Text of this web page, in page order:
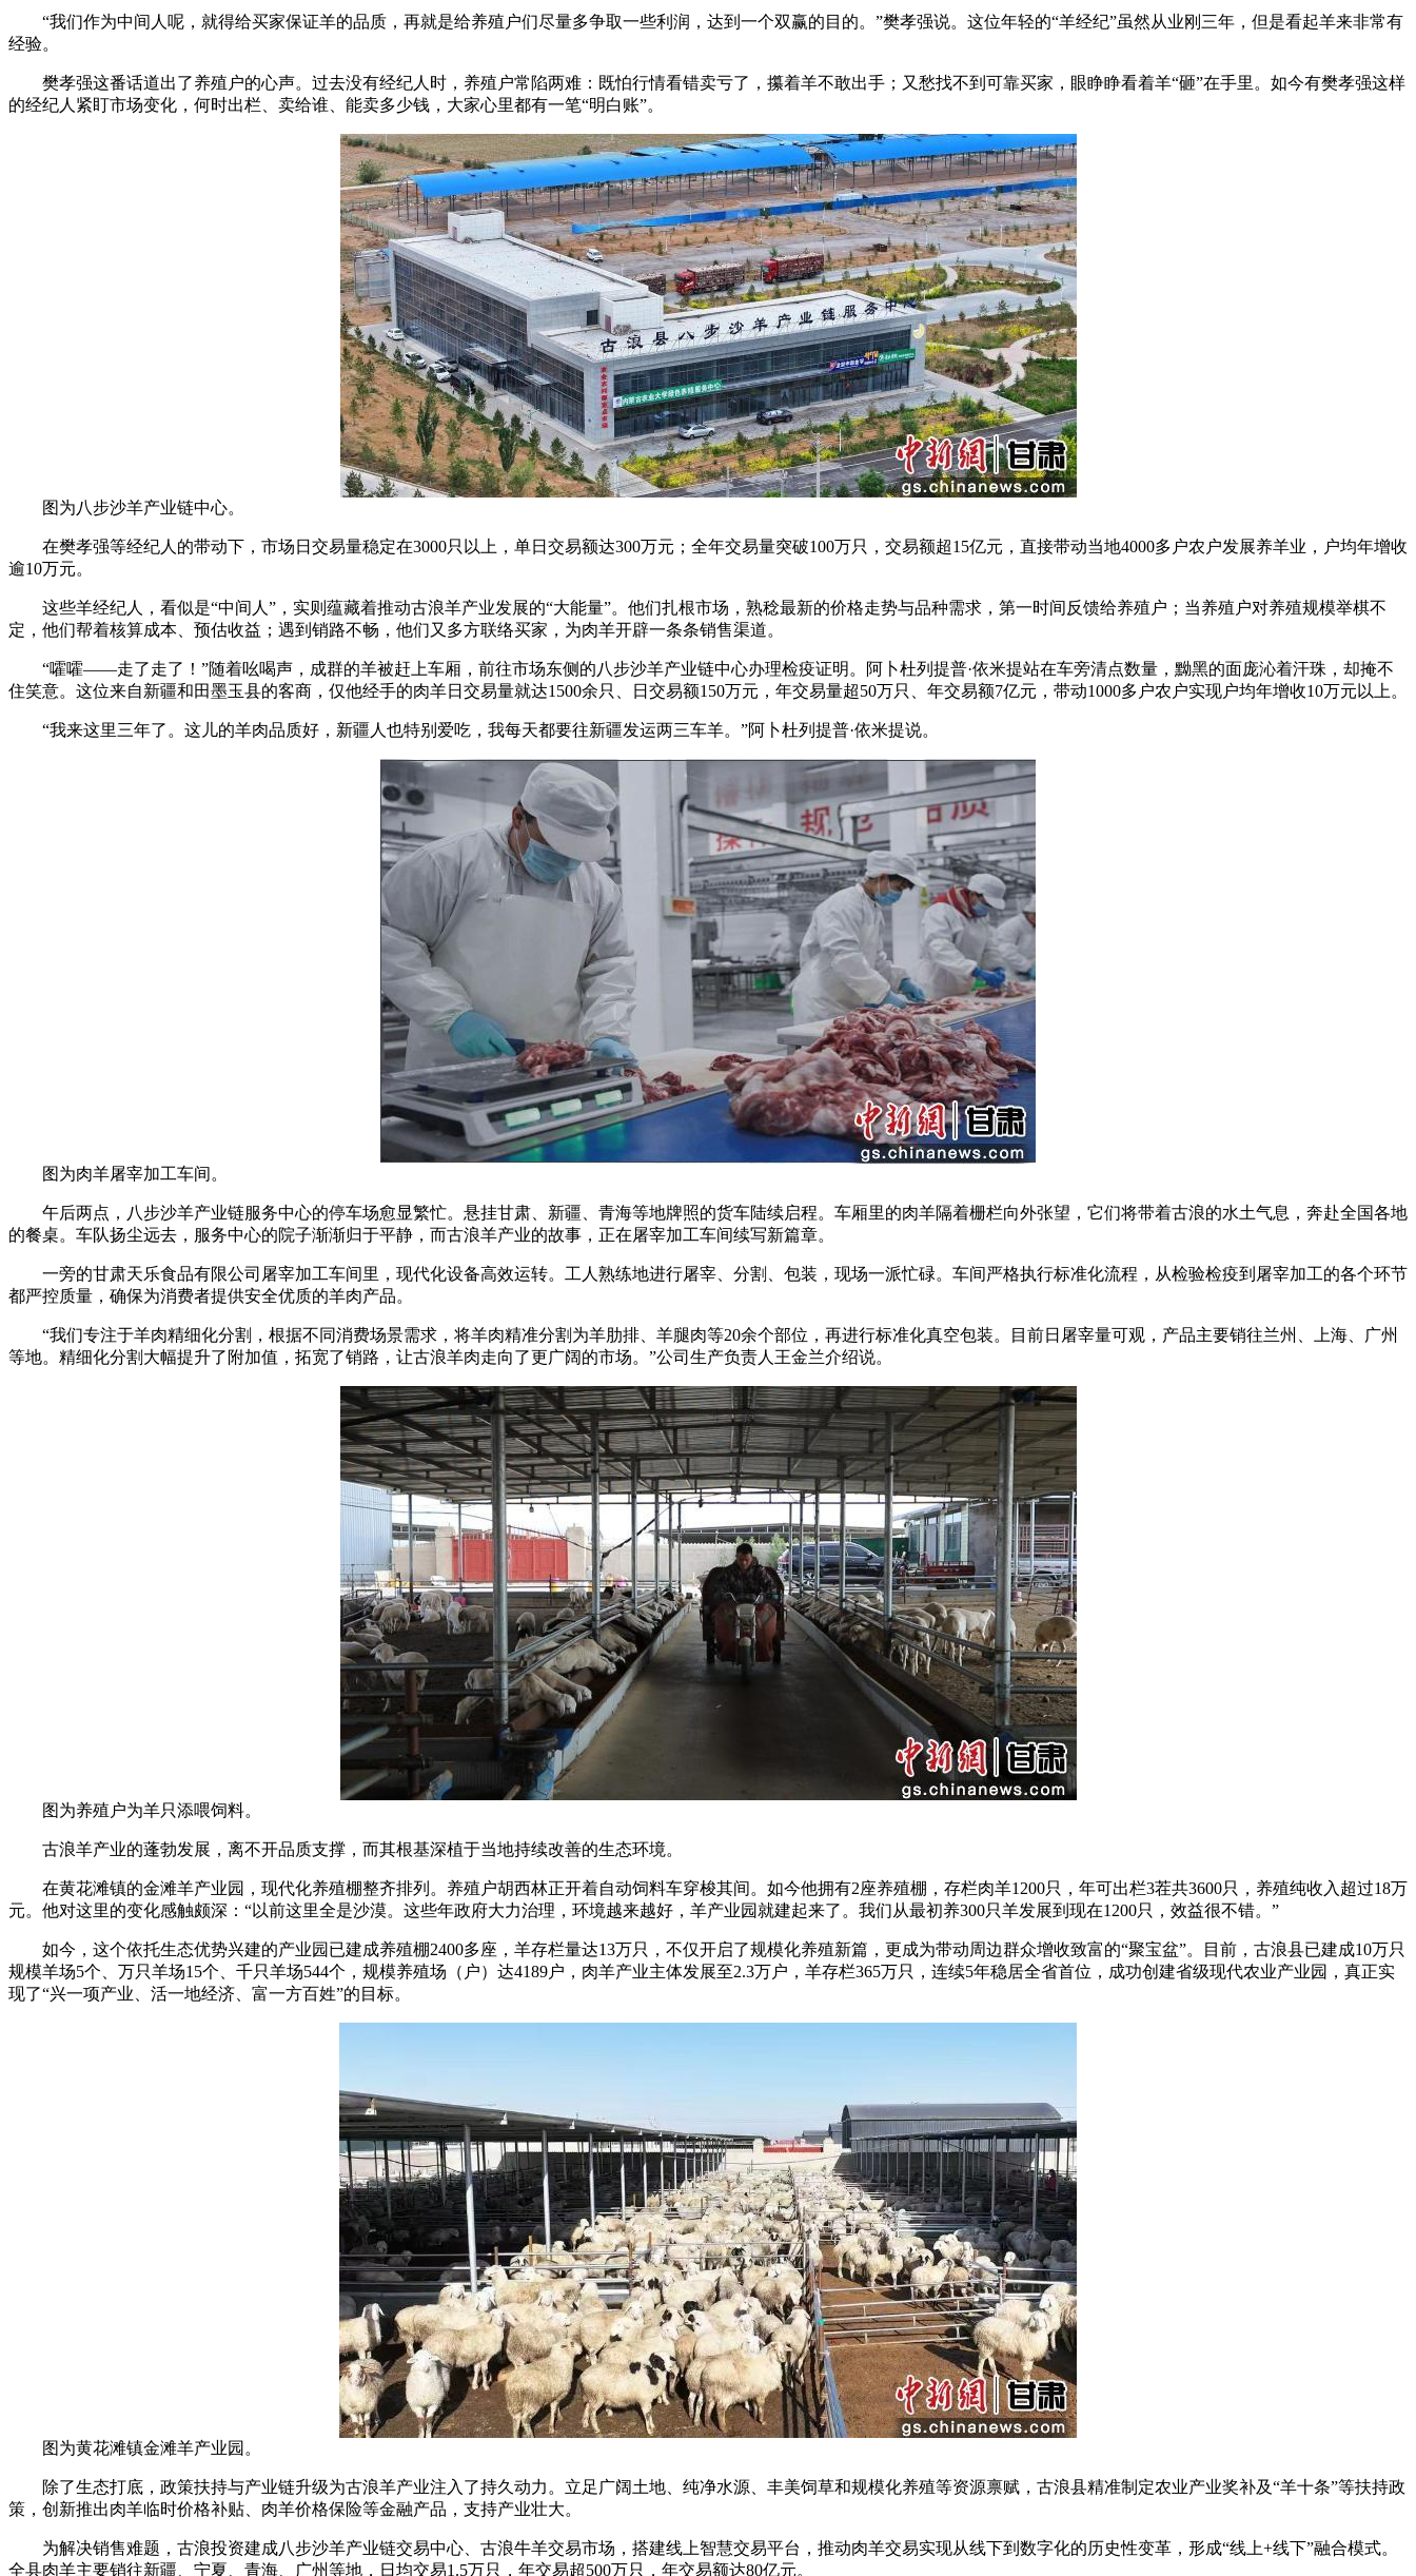
“我们作为中间人呢，就得给买家保证羊的品质，再就是给养殖户们尽量多争取一些利润，达到一个双赢的目的。”樊孝强说。这位年轻的“羊经纪”虽然从业刚三年，但是看起羊来非常有
经验。
樊孝强这番话道出了养殖户的心声。过去没有经纪人时，养殖户常陷两难：既怕行情看错卖亏了，攥着羊不敢出手；又愁找不到可靠买家，眼睁睁看着羊“砸”在手里。如今有樊孝强这样
的经纪人紧盯市场变化，何时出栏、卖给谁、能卖多少钱，大家心里都有一笔“明白账”。
图为八步沙羊产业链中心。
在樊孝强等经纪人的带动下，市场日交易量稳定在3000只以上，单日交易额达300万元；全年交易量突破100万只，交易额超15亿元，直接带动当地4000多户农户发展养羊业，户均年增收
逾10万元。
这些羊经纪人，看似是“中间人”，实则蕴藏着推动古浪羊产业发展的“大能量”。他们扎根市场，熟稔最新的价格走势与品种需求，第一时间反馈给养殖户；当养殖户对养殖规模举棋不
定，他们帮着核算成本、预估收益；遇到销路不畅，他们又多方联络买家，为肉羊开辟一条条销售渠道。
“嚯嚯——走了走了！”随着吆喝声，成群的羊被赶上车厢，前往市场东侧的八步沙羊产业链中心办理检疫证明。阿卜杜列提普·依米提站在车旁清点数量，黝黑的面庞沁着汗珠，却掩不
住笑意。这位来自新疆和田墨玉县的客商，仅他经手的肉羊日交易量就达1500余只、日交易额150万元，年交易量超50万只、年交易额7亿元，带动1000多户农户实现户均年增收10万元以上。
“我来这里三年了。这儿的羊肉品质好，新疆人也特别爱吃，我每天都要往新疆发运两三车羊。”阿卜杜列提普·依米提说。
图为肉羊屠宰加工车间。
午后两点，八步沙羊产业链服务中心的停车场愈显繁忙。悬挂甘肃、新疆、青海等地牌照的货车陆续启程。车厢里的肉羊隔着栅栏向外张望，它们将带着古浪的水土气息，奔赴全国各地
的餐桌。车队扬尘远去，服务中心的院子渐渐归于平静，而古浪羊产业的故事，正在屠宰加工车间续写新篇章。
一旁的甘肃天乐食品有限公司屠宰加工车间里，现代化设备高效运转。工人熟练地进行屠宰、分割、包装，现场一派忙碌。车间严格执行标准化流程，从检验检疫到屠宰加工的各个环节
都严控质量，确保为消费者提供安全优质的羊肉产品。
“我们专注于羊肉精细化分割，根据不同消费场景需求，将羊肉精准分割为羊肋排、羊腿肉等20余个部位，再进行标准化真空包装。目前日屠宰量可观，产品主要销往兰州、上海、广州
等地。精细化分割大幅提升了附加值，拓宽了销路，让古浪羊肉走向了更广阔的市场。”公司生产负责人王金兰介绍说。
图为养殖户为羊只添喂饲料。
古浪羊产业的蓬勃发展，离不开品质支撑，而其根基深植于当地持续改善的生态环境。
在黄花滩镇的金滩羊产业园，现代化养殖棚整齐排列。养殖户胡西林正开着自动饲料车穿梭其间。如今他拥有2座养殖棚，存栏肉羊1200只，年可出栏3茬共3600只，养殖纯收入超过18万
元。他对这里的变化感触颇深：“以前这里全是沙漠。这些年政府大力治理，环境越来越好，羊产业园就建起来了。我们从最初养300只羊发展到现在1200只，效益很不错。”
如今，这个依托生态优势兴建的产业园已建成养殖棚2400多座，羊存栏量达13万只，不仅开启了规模化养殖新篇，更成为带动周边群众增收致富的“聚宝盆”。目前，古浪县已建成10万只
规模羊场5个、万只羊场15个、千只羊场544个，规模养殖场（户）达4189户，肉羊产业主体发展至2.3万户，羊存栏365万只，连续5年稳居全省首位，成功创建省级现代农业产业园，真正实
现了“兴一项产业、活一地经济、富一方百姓”的目标。
图为黄花滩镇金滩羊产业园。
除了生态打底，政策扶持与产业链升级为古浪羊产业注入了持久动力。立足广阔土地、纯净水源、丰美饲草和规模化养殖等资源禀赋，古浪县精准制定农业产业奖补及“羊十条”等扶持政
策，创新推出肉羊临时价格补贴、肉羊价格保险等金融产品，支持产业壮大。
为解决销售难题，古浪投资建成八步沙羊产业链交易中心、古浪牛羊交易市场，搭建线上智慧交易平台，推动肉羊交易实现从线下到数字化的历史性变革，形成“线上+线下”融合模式。
全县肉羊主要销往新疆、宁夏、青海、广州等地，日均交易1.5万只，年交易超500万只，年交易额达80亿元。